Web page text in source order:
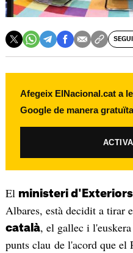
Afegeix ElNacional.cat a
Google de manera gratuïta
El ministeri d'Exteriors
Albares, està decidit a tirar
català, el gallec i
punts clau de l'acord que el